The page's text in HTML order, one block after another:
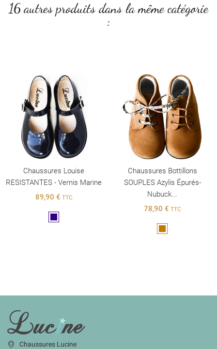
16 autres produits dans la même catégorie
:
Chaussures Louise
RESISTANTES - Vernis Marine
89,90 € TTC
Chaussures Bottillons
SOUPLES Azylis Épurés-
Nubuck...
78,90 € TTC
INFORMATIONS
Chaussures Lucine